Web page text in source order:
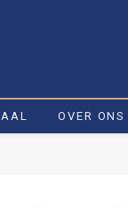
OVER ONS